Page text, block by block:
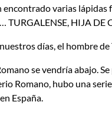
encontrado varias lápidas
TURGALENSE, HIJA DE
días, el hombre
se vendría abajo.
Romano, hubo una
España.